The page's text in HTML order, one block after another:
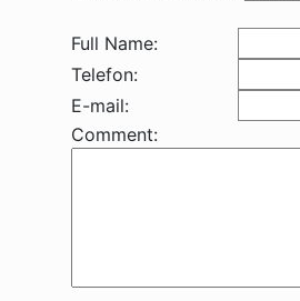
Full Name:
Telefon:
E-mail:
Comment: